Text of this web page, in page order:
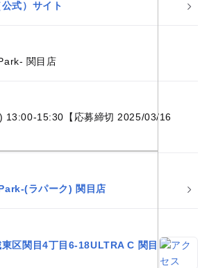
式）サイト
関目店
13:00-15:30【応募締切 2025/03/16
(ラパーク) 関目店
区関目4丁目6-18ULTRA C 関目